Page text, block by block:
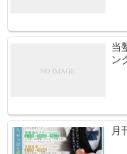
当
ン
月